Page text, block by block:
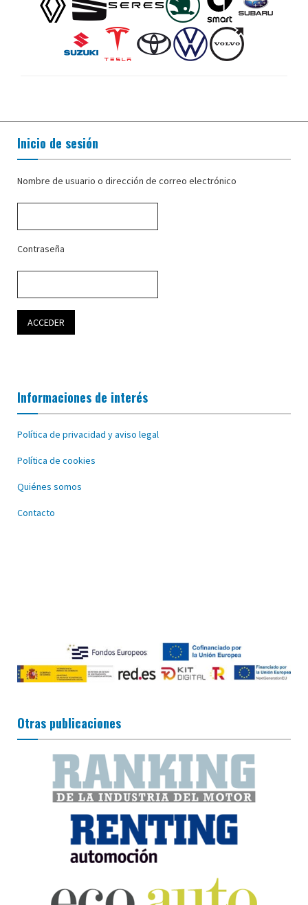
Inicio de sesión
Nombre de usuario o dirección de correo electrónico
Contraseña
Informaciones de interés
Política de privacidad y aviso legal
Política de cookies
Quiénes somos
Contacto
Otras publicaciones